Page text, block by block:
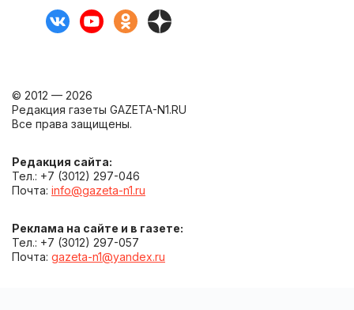
© 2012 — 2026
Редакция газеты GAZETA-N1.RU
Все права защищены.
Редакция сайта:
Тел.: +7 (3012) 297-046
Почта: info@gazeta-n1.ru
Реклама на сайте и в газете:
Тел.: +7 (3012) 297-057
Почта: gazeta-n1@yandex.ru